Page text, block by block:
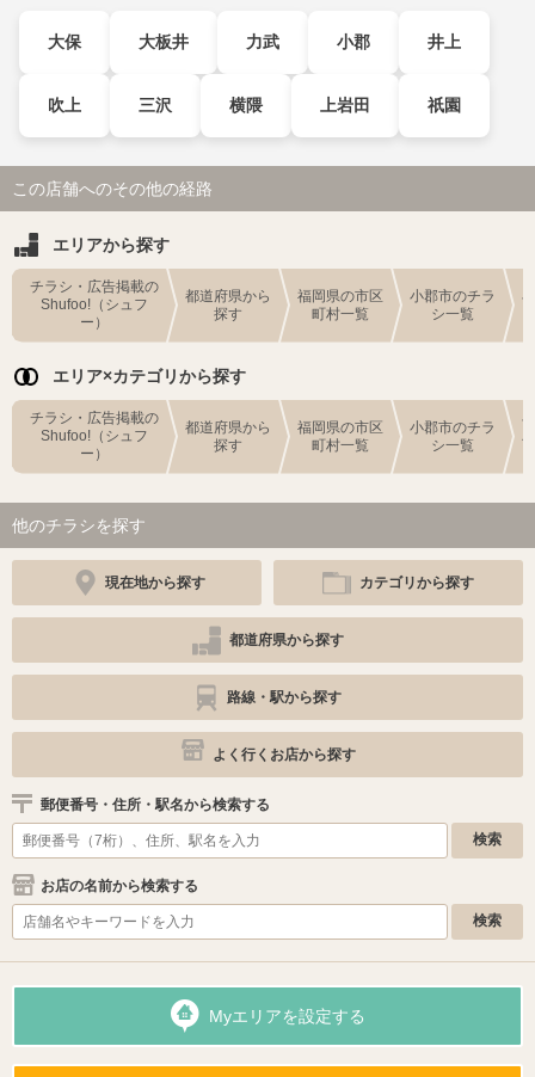
大保 大板井 力武 小郡 井上
吹上 三沢 横隈 上岩田 祇園
この店舗へのその他の経路
エリアから探す
チラシ・広告掲載の
Shufoo!（シュフ
ー）
都道府県から
探す
福岡県の市区
町村一覧
小郡市のチラ
シ一覧
エリア×カテゴリから探す
チラシ・広告掲載の
Shufoo!（シュフ
ー）
都道府県から
探す
福岡県の市区
町村一覧
小郡市のチラ
シ一覧
他のチラシを探す
現在地から探す カテゴリから探す
都道府県から探す
路線・駅から探す
よく行くお店から探す
郵便番号・住所・駅名から検索する
お店の名前から検索する
Myエリアを設定する